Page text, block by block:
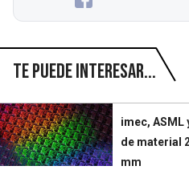
Te puede interesar...
imec,
de material
mm